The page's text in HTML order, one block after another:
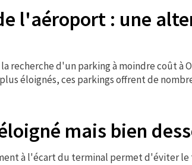
l'aéroport : une
recherche d'un parking à moindre coût à
éloignés, ces parkings offrent de
mais bien
à l'écart du terminal permet d'éviter